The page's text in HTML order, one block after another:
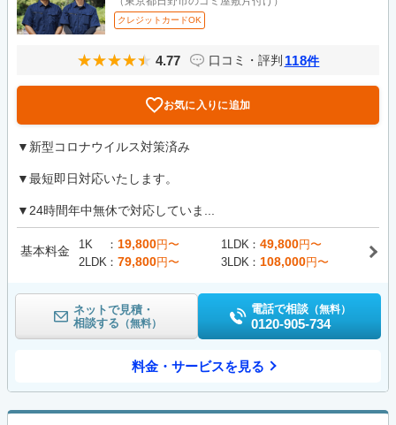
クレジットカードOK
4.77 口コミ・評判 118件
お気に入りに追加
▼新型コロナウイルス対策済み
▼最短即日対応いたします。
▼24時間年中無休で対応していま...
基本料金 1K 19,800円〜 1LDK 49,800円〜
2LDK
79,800円〜 3LDK 108,000円〜
ネットで見積・
相談する （無料）
電話で相談 （無料）
0120-905-734
料金・サービスを見る